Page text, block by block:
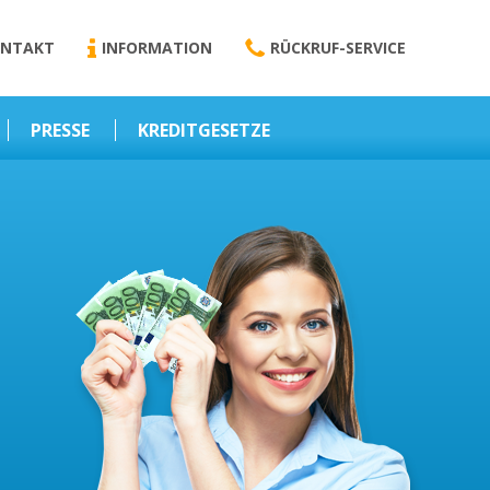
INFORMATION RÜCKRUF-SERVICE
PRESSE KREDITGESETZE
Darlehensvermittlung
Nebenentgelte
Kreditvermittlung
Abweichende
Vereinbarung
Erlaubnis zur
Kreditvermittlung